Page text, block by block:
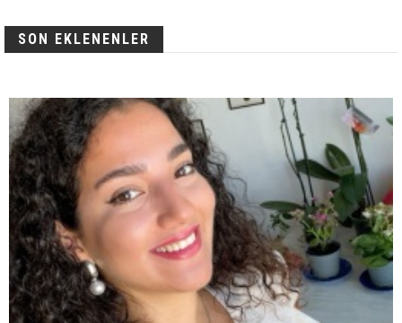
SON EKLENENLER